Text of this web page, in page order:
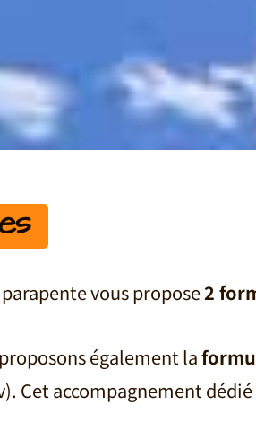
parapente vous propose2
égalementla
Cet accompagnement